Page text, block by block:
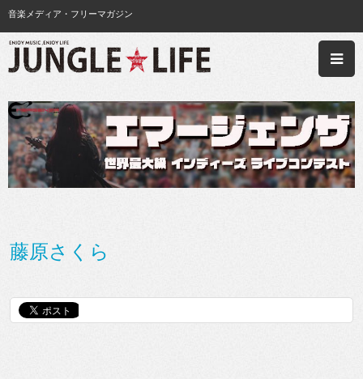
音楽メディア・フリーマガジン
藤原さくら